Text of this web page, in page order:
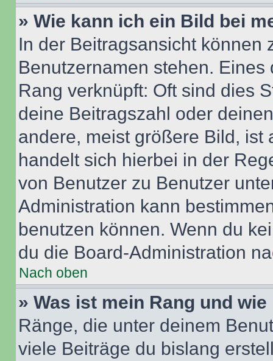
» Wie kann ich ein Bild bei
In der Beitragsansicht können
Benutzernamen stehen.
Rang verknüpft: Oft sind dies
deine Beitragszahl oder
andere, meist größere Bild, ist
handelt sich hierbei in der
von Benutzer zu Benutzer
Administration kann
benutzen können. Wenn du
du die Board-Administration
Nach oben
» Was ist mein Rang und
Ränge, die unter deinem
viele Beiträge du bislang